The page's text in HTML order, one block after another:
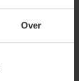
Over